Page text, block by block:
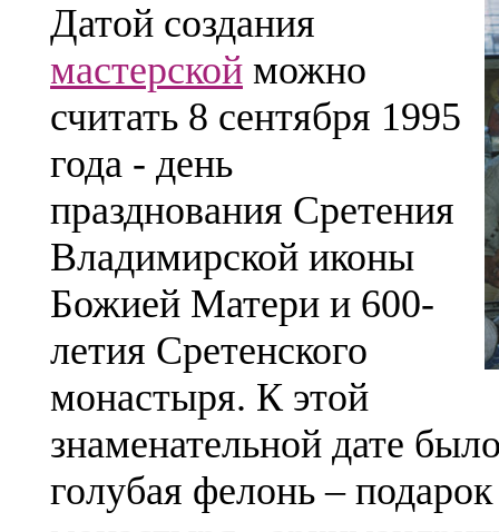
Датой создания
мастерской можно
считать 8 сентября 1995
года - день
празднования Сретения
Владимирской иконы
Божией Матери и 600-
летия Сретенского
монастыря. К этой
знаменательной дате
голубая фелонь –